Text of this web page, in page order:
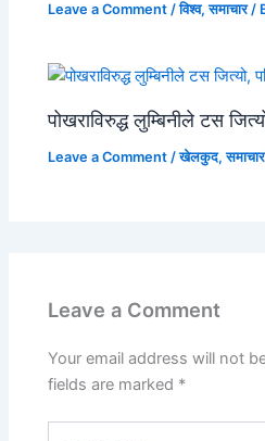
Leave a Comment /विश्व,समाचार/
पोखराविरुद्ध लुम्बिनीले टस
Leave a Comment /खेलकुद,समाचार
Leave a Comment
Your email address will not
fields are marked *